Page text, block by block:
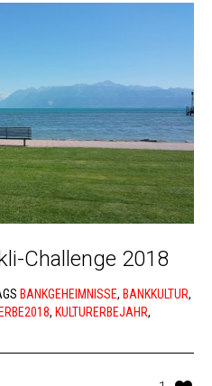
Challenge 2018
BANKGEHEIMNISSE, BANKKULTUR,
, KULTURERBEJAHR,